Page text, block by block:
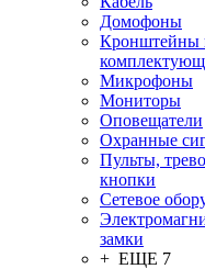
Домофоны
Кронштейны
Микрофоны
Мониторы
Оповещатели
Охранные
Пульты,
кнопки
Сетевое
замки
+ ЕЩЕ 7